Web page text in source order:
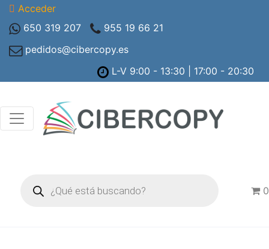
Acceder
650 319 207
955 19 66 21
pedidos@cibercopy.es
L-V 9:00 - 13:30 | 17:00 - 20:30
productos
0